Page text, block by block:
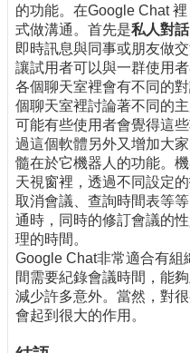
的功能。在Google Chat
式做溝通。首先是私人對話
即時訊息與同事或朋友做
讓試用者可以與一群使用
各個聊天室裡會有不同的
個聊天室裡討論著不同的主
可能有些使用者會覺得這
過這個軟體另外又增加大
髓在於它機器人的功能。
天視窗裡，透過不同設定
取消會議、查詢時間表等
通時，同時的修訂會議的
理的時間。
Google Chat非常適合有組
間需要紀錄會議時間，能
減少許多意外。當然，對
會起到很大的作用。